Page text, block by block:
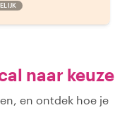
naar keuze
en ontdek hoe je